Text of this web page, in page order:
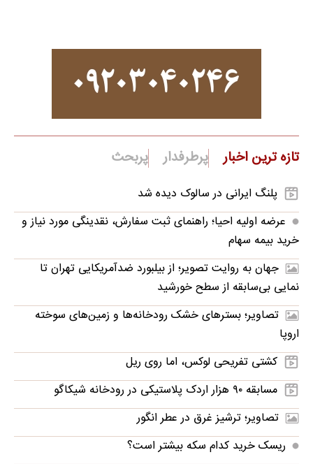
تازه ترین اخبار پرطرفدار پربحث
پلنگ ایرانی در سالوک دیده شد
عرضه اولیه احیا؛ راهنمای ثبت سفارش، نقدینگی مورد نیاز و
خرید بیمه سهام
جهان به روایت تصویر؛ از بیلبورد ضدآمریکایی تهران تا
نمایی بی‌سابقه از سطح خورشید
تصاویر؛ بسترهای خشک رودخانه‌ها و زمین‌های سوخته
اروپا
کشتی تفریحی لوکس، اما روی ریل
مسابقه ۹۰ هزار اردک پلاستیکی در رودخانه شیکاگو
تصاویر؛ ترشیز غرق در عطر انگور
ریسک خرید کدام سکه بیشتر است؟